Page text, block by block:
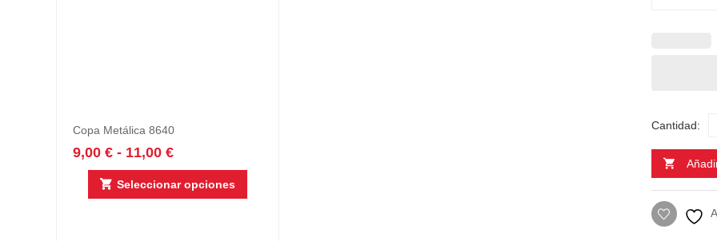
Cantidad:
Copa Metálica 8640
9,00 € - 11,00 €
Seleccionar opciones